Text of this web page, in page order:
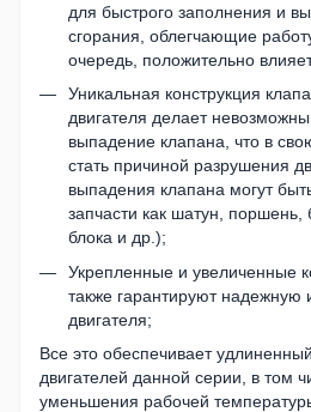
для быстрого заполнения и
сгорания, облегчающие
очередь, положительно
Уникальная конструкция
двигателя делает
выпадение клапана, что в
стать причиной разрушения
выпадения клапана могут
запчасти как шатун, поршень,
блока и др.);
Укрепленные и увеличенные
также гарантируют надежную
двигателя;
Все это обеспечивает
двигателей данной серии, в том
уменьшения рабочей